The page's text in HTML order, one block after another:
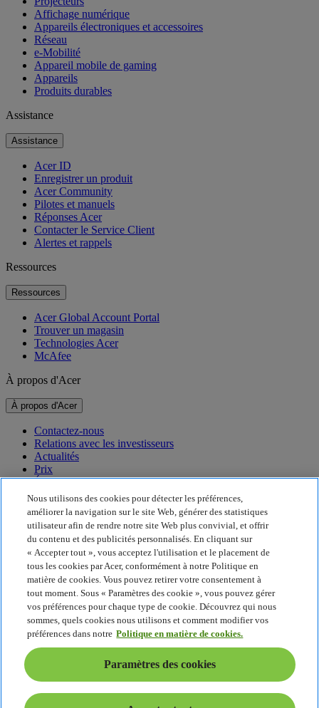
Affichage numérique
Appareils électroniques et accessoires
Réseau
e-Mobilité
Appareil mobile de gaming
Appareils
Produits durables
Assistance
Assistance
Acer ID
Enregistrer un produit
Acer Community
Pilotes et manuels
Réponses Acer
Contacter le Service Client
Alertes et rappels
Ressources
Ressources
Acer Global Account Portal
Trouver un magasin
Technologies Acer
McAfee
À propos d'Acer
À propos d'Acer
Contactez-nous
Relations avec les investisseurs
Actualités
Prix
Événements
Développement durable
Développement durable
Responsabilité sociale de l'entreprise
Empreinte carbone du produit
Project Humanity
Earthion
Politique de confidentialité
Politique en matière de cookies
Mentions légales
Informations légales supplémentaires
Politique en matière d'accessibilité
Paramètres des cookies
France - Français
Nous utilisons des cookies pour détecter les préférences,
améliorer la navigation sur le site Web, générer des statistiques
utilisateur afin de rendre notre site Web plus convivial, et offrir
du contenu et des publicités personnalisés. En cliquant sur
« Accepter tout », vous acceptez l'utilisation et le placement de
tous les cookies par Acer, conformément à notre Politique en
matière de cookies. Vous pouvez retirer votre consentement à
tout moment. Sous « Paramètres des cookie », vous pouvez gérer
vos préférences pour chaque type de cookie. Découvrez qui nous
sommes, quels cookies nous utilisons et comment modifier vos
préférences dans notre Politique en matière de cookies.
Paramètres des cookies